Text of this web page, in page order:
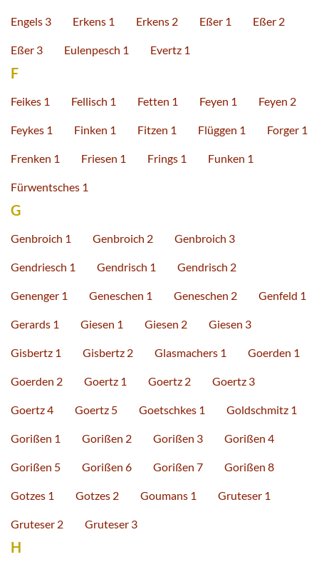
Engels 3 Erkens 1 Erkens 2 Eßer 1 Eßer 2
Eßer 3 Eulenpesch 1 Evertz 1
F
Feikes 1 Fellisch 1 Fetten 1 Feyen 1 Feyen 2
Feykes 1 Finken 1 Fitzen 1 Flüggen 1 Forger 1
Frenken 1 Friesen 1 Frings 1 Funken 1
Fürwentsches 1
G
Genbroich 1 Genbroich 2 Genbroich 3
Gendriesch 1 Gendrisch 1 Gendrisch 2
Genenger 1 Geneschen 1 Geneschen 2 Genfeld 1
Gerards 1 Giesen 1 Giesen 2 Giesen 3
Gisbertz 1 Gisbertz 2 Glasmachers 1 Goerden 1
Goerden 2 Goertz 1 Goertz 2 Goertz 3
Goertz 4 Goertz 5 Goetschkes 1 Goldschmitz 1
Gorißen 1 Gorißen 2 Gorißen 3 Gorißen 4
Gorißen 5 Gorißen 6 Gorißen 7 Gorißen 8
Gotzes 1 Gotzes 2 Goumans 1 Gruteser 1
Gruteser 2 Gruteser 3
H